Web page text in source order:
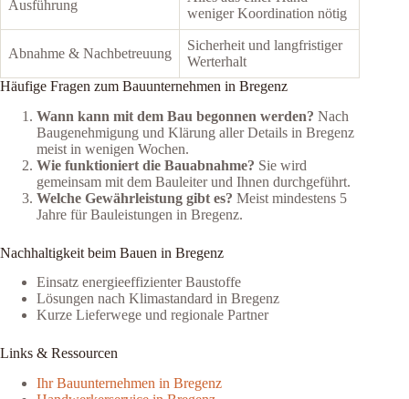
Ausführung
weniger Koordination nötig
Abnahme & Nachbetreuung
Sicherheit und langfristiger
Werterhalt
Häufige Fragen zum Bauunternehmen in Bregenz
Wann kann mit dem Bau begonnen werden? Nach
Baugenehmigung und Klärung aller Details in Bregenz
meist in wenigen Wochen.
Wie funktioniert die Bauabnahme? Sie wird
gemeinsam mit dem Bauleiter und Ihnen durchgeführt.
Welche Gewährleistung gibt es? Meist mindestens 5
Jahre für Bauleistungen in Bregenz.
Nachhaltigkeit beim Bauen in Bregenz
Einsatz energieeffizienter Baustoffe
Lösungen nach Klimastandard in Bregenz
Kurze Lieferwege und regionale Partner
Links & Ressourcen
Ihr Bauunternehmen in Bregenz